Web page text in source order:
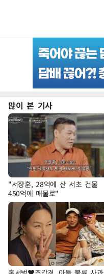
많이 본 기사
"서장훈, 28억에 산 서초 건물
450억에 매물로"